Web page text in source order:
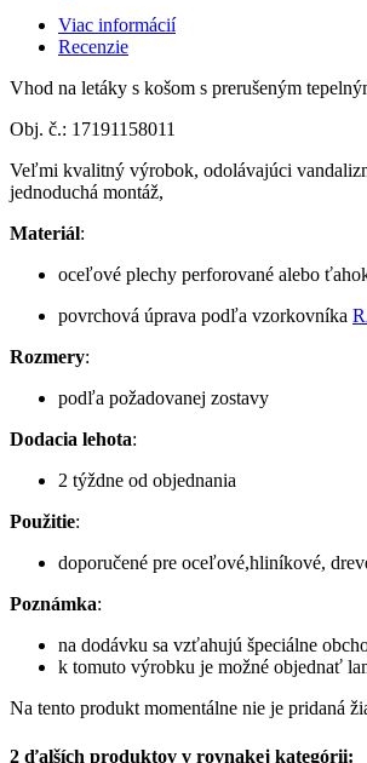
Viac informácií
Recenzie
Vhod na letáky s košom s prerušeným
Obj. č.: 17191158011
Veľmi kvalitný výrobok, odolávajúci
jednoduchá montáž,
Materiál:
oceľové plechy perforované alebo
povrchová úprava podľa vzorkovníka
Rozmery:
podľa požadovanej zostavy
Dodacia lehota:
2 týždne od objednania
Použitie:
doporučené pre oceľové,hliníkové,
Poznámka:
na dodávku sa vzťahujú špeciálne
k tomuto výrobku je možné objednať
Na tento produkt momentálne nie je pridaná
2 ďalších produktov v rovnakej kategórii: